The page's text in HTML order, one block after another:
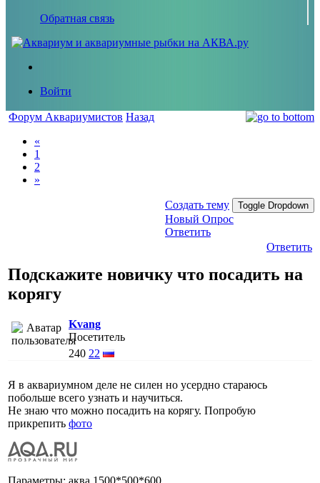
Обратная связь
Войти
Форум Аквариумистов Назад
«
1
2
»
Создать тему Toggle Dropdown
Новый Опрос
Ответить
Ответить
Подскажите новичку что посадить на
корягу
Kvang
Посетитель
240 22
Я в аквариумном деле не силен но усердно стараюсь
побольше всего узнать и научиться.
Не знаю что можно посадить на корягу. Попробую
прикрепить фото
Параметры: аква 1500*500*600